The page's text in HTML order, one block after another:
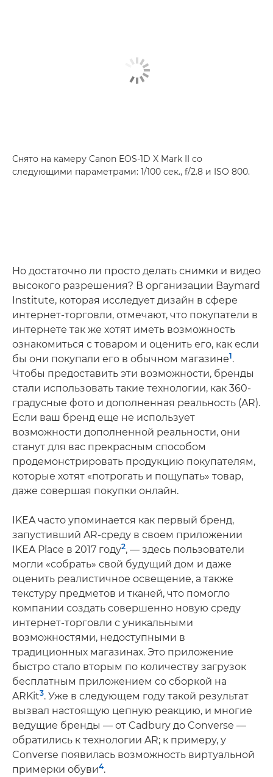
Снято на камеру Canon EOS-1D X Mark II со
следующими параметрами: 1/100 сек., f/2.8 и ISO 800.
Но достаточно ли просто делать снимки и видео
высокого разрешения? В организации Baymard
Institute, которая исследует дизайн в сфере
интернет-торговли, отмечают, что покупатели в
интернете так же хотят иметь возможность
ознакомиться с товаром и оценить его, как если
бы они покупали его в обычном магазине1.
Чтобы предоставить эти возможности, бренды
стали использовать такие технологии, как 360-
градусные фото и дополненная реальность (AR).
Если ваш бренд еще не использует
возможности дополненной реальности, они
станут для вас прекрасным способом
продемонстрировать продукцию покупателям,
которые хотят «потрогать и пощупать» товар,
даже совершая покупки онлайн.
IKEA часто упоминается как первый бренд,
запустивший AR-среду в своем приложении
IKEA Place в 2017 году2, — здесь пользователи
могли «собрать» свой будущий дом и даже
оценить реалистичное освещение, а также
текстуру предметов и тканей, что помогло
компании создать совершенно новую среду
интернет-торговли с уникальными
возможностями, недоступными в
традиционных магазинах. Это приложение
быстро стало вторым по количеству загрузок
бесплатным приложением со сборкой на
ARKit3. Уже в следующем году такой результат
вызвал настоящую цепную реакцию, и многие
ведущие бренды — от Cadbury до Converse —
обратились к технологии AR; к примеру, у
Converse появилась возможность виртуальной
примерки обуви4.